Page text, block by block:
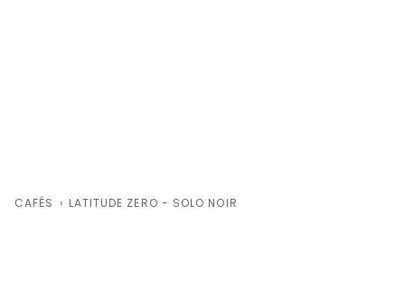
CAFÉS › LATITUDE ZERO - SOLO NOIR